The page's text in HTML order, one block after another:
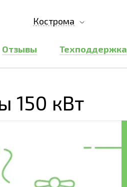
Кострома
Отзывы Техподдержка
150 кВт